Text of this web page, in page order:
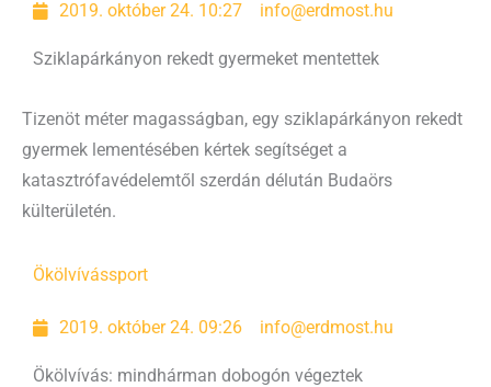
2019. október 24. 10:27 info@erdmost.hu
Sziklapárkányon rekedt gyermeket mentettek
Tizenöt méter magasságban, egy sziklapárkányon rekedt
gyermek lementésében kértek segítséget a
katasztrófavédelemtől szerdán délután Budaörs
külterületén.
Ökölvívássport
2019. október 24. 09:26 info@erdmost.hu
Ökölvívás: mindhárman dobogón végeztek